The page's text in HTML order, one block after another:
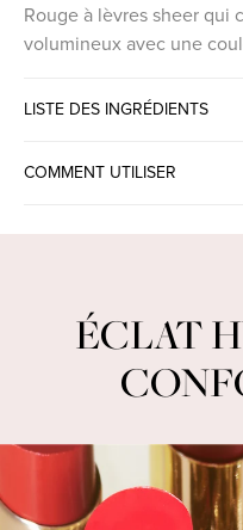
Rouge à lèvres sheer qui
volumineux avec une
LISTE DES INGRÉDIENTS
COMMENT UTILISER
ÉCLAT